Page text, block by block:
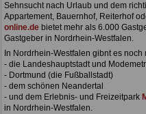
Sehnsucht nach Urlaub und dem
Appartement, Bauernhof, Reiterhof
online.debietet mehr als 6.000
Gastgeber in Nordrhein-Westfalen.
In Nordrhein-Westfalen gibnt es
- die Landeshauptstadt und
- Dortmund (die Fußballstadt)
- dem schönen Neandertal
- und dem Erlebnis- und Freizeitpark
in Nordrhein-Westfalen.